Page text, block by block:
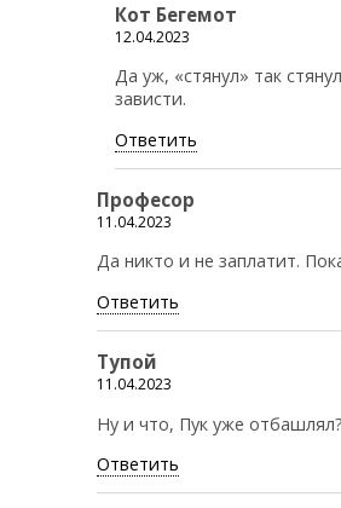
Кот Бегемот
12.04.2023
Да уж, «стянул» так
зависти.
Ответить
Професор
11.04.2023
Да никто и не заплатит.
Ответить
Тупой
11.04.2023
Ну и что, Пук уже отбашлял?
Ответить